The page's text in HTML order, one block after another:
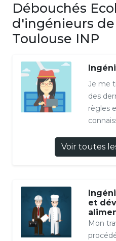
Débouchés
d'ingénieurs de
Toulouse INP
Je me
des
règles
Voir toutes
et
Mon